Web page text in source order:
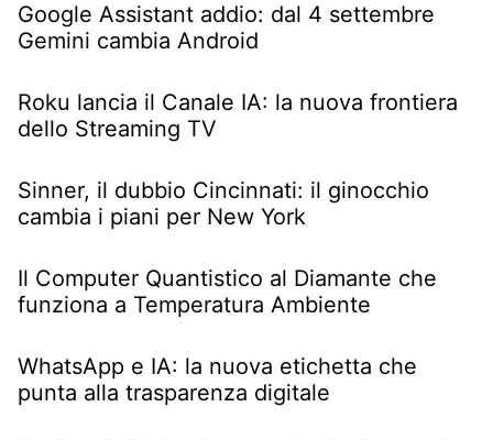
Google Assistant addio: dal 4 settembre
Gemini cambia Android
Roku lancia il Canale IA: la nuova frontiera
dello Streaming TV
Sinner, il dubbio Cincinnati: il ginocchio
cambia i piani per New York
Il Computer Quantistico al Diamante che
funziona a Temperatura Ambiente
WhatsApp e IA: la nuova etichetta che
punta alla trasparenza digitale